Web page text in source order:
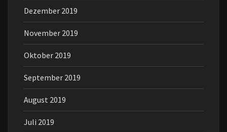
Dezember 2019
November 2019
Oktober 2019
September 2019
August 2019
Juli 2019